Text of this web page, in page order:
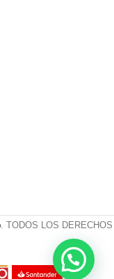
. TODOS LOS DERECHOS